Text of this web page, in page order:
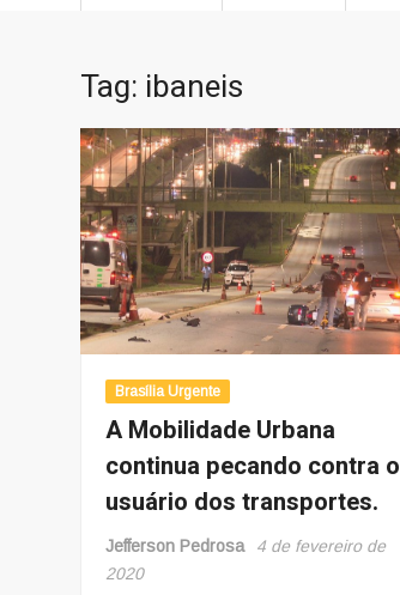
Tag: ibaneis
Brasília Urgente
A Mobilidade Urbana
continua pecando contra o
usuário dos transportes.
Jefferson Pedrosa
4 de fevereiro de
2020